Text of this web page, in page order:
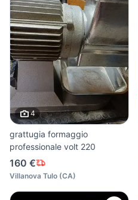
4
grattugia formaggio
professionale volt 220
160 €
Villanova Tulo (CA)